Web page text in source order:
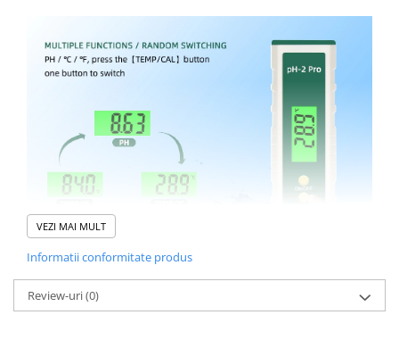
VEZI MAI MULT
Informatii conformitate produs
Review-uri(0)